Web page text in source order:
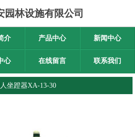
园林设施有限公司
介 产品中心 新闻中心
心 在线留言 联系我们
坐蹬器XA-13-30